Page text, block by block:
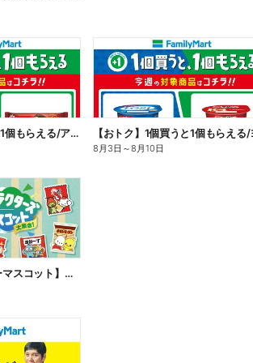
【おトク】1個買うと1個もらえる/アイス
8月3日 ～8月10日
【サンリオ×メーカーマスコット】オリジナルグッズ貰える!